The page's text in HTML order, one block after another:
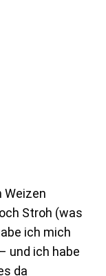
Weizen
Stroh (was
ich mich
und ich habe
da